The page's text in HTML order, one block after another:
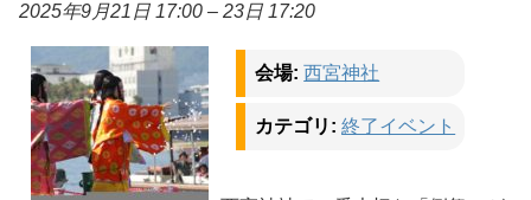
2025年9月21日 17:00 – 23日 17:20
会場: 西宮神社
カテゴリ: 終了イベント